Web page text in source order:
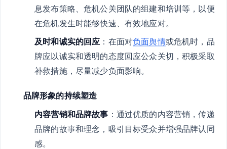
息发布策略、危机公关团队的组建和培训等，以便
在危机发生时能够快速、有效地应对。
及时和诚实的回应 ：在面对负面舆情或危机时，品
牌应以诚实和透明的态度回应公众关切，积极采取
补救措施，尽量减少负面影响。
品牌形象的持续塑造
内容营销和品牌故事 ：通过优质的内容营销，传递
品牌的故事和理念，吸引目标受众并增强品牌认同
感。